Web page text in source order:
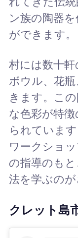
ン族の陶器
ができます。
村には数十
ボウル、花
きます。こ
な色彩が特
られていま
ワークショ
の指導のも
法を学ぶのが
クレット島